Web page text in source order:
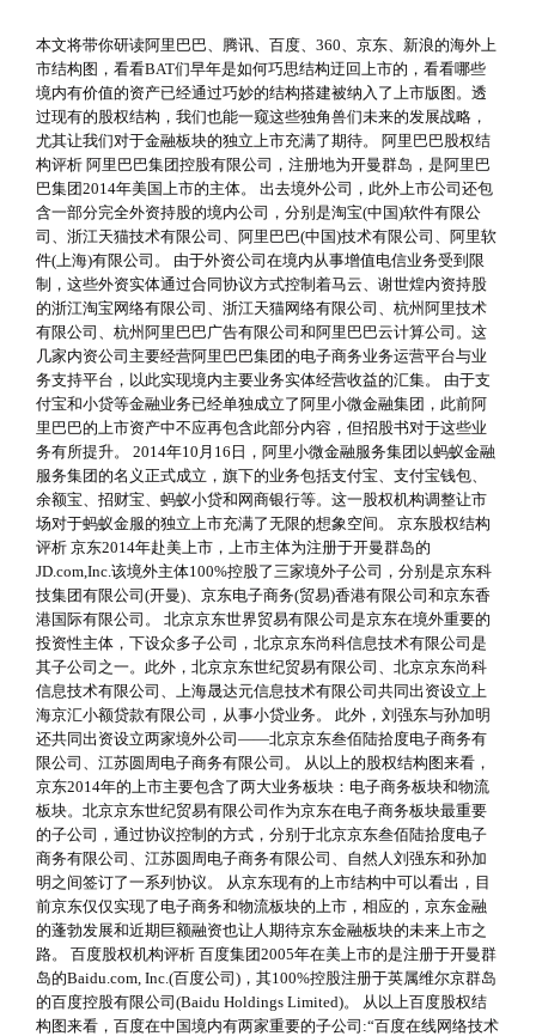
本文将带你研读阿里巴巴、腾讯、百度、360、京东、新浪的海外上
市结构图，看看BAT们早年是如何巧思结构迂回上市的，看看哪些
境内有价值的资产已经通过巧妙的结构搭建被纳入了上市版图。透
过现有的股权结构，我们也能一窥这些独角兽们未来的发展战略，
尤其让我们对于金融板块的独立上市充满了期待。 阿里巴巴股权结
构评析 阿里巴巴集团控股有限公司，注册地为开曼群岛，是阿里巴
巴集团2014年美国上市的主体。 出去境外公司，此外上市公司还包
含一部分完全外资持股的境内公司，分别是淘宝(中国)软件有限公
司、浙江天猫技术有限公司、阿里巴巴(中国)技术有限公司、阿里软
件(上海)有限公司。 由于外资公司在境内从事增值电信业务受到限
制，这些外资实体通过合同协议方式控制着马云、谢世煌内资持股
的浙江淘宝网络有限公司、浙江天猫网络有限公司、杭州阿里技术
有限公司、杭州阿里巴巴广告有限公司和阿里巴巴云计算公司。这
几家内资公司主要经营阿里巴巴集团的电子商务业务运营平台与业
务支持平台，以此实现境内主要业务实体经营收益的汇集。 由于支
付宝和小贷等金融业务已经单独成立了阿里小微金融集团，此前阿
里巴巴的上市资产中不应再包含此部分内容，但招股书对于这些业
务有所提升。 2014年10月16日，阿里小微金融服务集团以蚂蚁金融
服务集团的名义正式成立，旗下的业务包括支付宝、支付宝钱包、
余额宝、招财宝、蚂蚁小贷和网商银行等。这一股权机构调整让市
场对于蚂蚁金服的独立上市充满了无限的想象空间。 京东股权结构
评析 京东2014年赴美上市，上市主体为注册于开曼群岛的
JD.com,Inc.该境外主体100%控股了三家境外子公司，分别是京东科
技集团有限公司(开曼)、京东电子商务(贸易)香港有限公司和京东香
港国际有限公司。 北京京东世界贸易有限公司是京东在境外重要的
投资性主体，下设众多子公司，北京京东尚科信息技术有限公司是
其子公司之一。此外，北京京东世纪贸易有限公司、北京京东尚科
信息技术有限公司、上海晟达元信息技术有限公司共同出资设立上
海京汇小额贷款有限公司，从事小贷业务。 此外，刘强东与孙加明
还共同出资设立两家境外公司——北京京东叁佰陆拾度电子商务有
限公司、江苏圆周电子商务有限公司。 从以上的股权结构图来看，
京东2014年的上市主要包含了两大业务板块：电子商务板块和物流
板块。北京京东世纪贸易有限公司作为京东在电子商务板块最重要
的子公司，通过协议控制的方式，分别于北京京东叁佰陆拾度电子
商务有限公司、江苏圆周电子商务有限公司、自然人刘强东和孙加
明之间签订了一系列协议。 从京东现有的上市结构中可以看出，目
前京东仅仅实现了电子商务和物流板块的上市，相应的，京东金融
的蓬勃发展和近期巨额融资也让人期待京东金融板块的未来上市之
路。 百度股权机构评析 百度集团2005年在美上市的是注册于开曼群
岛的Baidu.com, Inc.(百度公司)，其100%控股注册于英属维尔京群岛
的百度控股有限公司(Baidu Holdings Limited)。 从以上百度股权结
构图来看，百度在中国境内有两家重要的子公司:“百度在线网络技术